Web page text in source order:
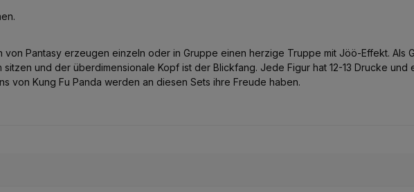
von Pantasy erzeugen einzeln oder in Gruppe einen herzige Truppe mit Jöö-Effekt.
und der überdimensionale Kopf ist der Blickfang. Jede Figur hat 12-13 Drucke
von Kung Fu Panda werden an diesen Sets ihre Freude haben.